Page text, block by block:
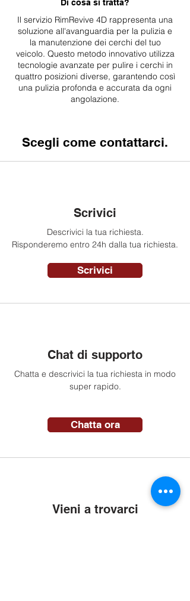
Di cosa si tratta?
Il servizio RimRevive 4D rappresenta una
soluzione all'avanguardia per la pulizia e
la manutenzione dei cerchi del tuo
veicolo. Questo metodo innovativo utilizza
tecnologie avanzate per pulire i cerchi in
quattro posizioni diverse, garantendo così
una pulizia profonda e accurata da ogni
angolazione.
Scegli come contattarci.
Scrivici
Descrivici la tua richiesta.
Risponderemo entro 24h dalla tua richiesta.
Scrivici
Chat di supporto
Chatta e descrivici la tua richiesta in modo
super rapido.
Chatta ora
Vieni a trovarci